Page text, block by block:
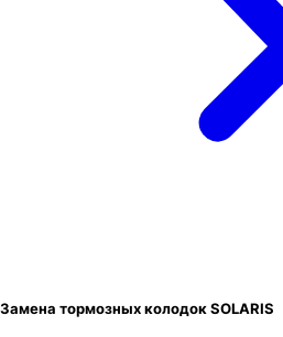
Замена тормозных колодок SOLARIS